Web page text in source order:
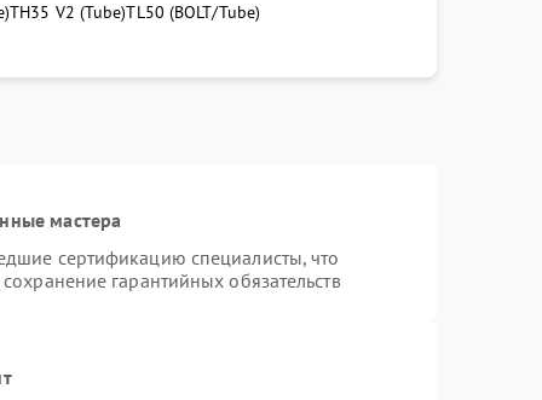
TH35 V2 (Tube)TL50 (BOLT/Tube)
мастера
сертификацию специалисты, что
гарантийных обязательств